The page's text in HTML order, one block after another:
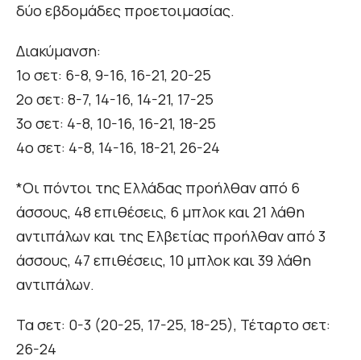
δύο εβδομάδες προετοιμασίας.
Διακύμανση:
1ο σετ: 6-8, 9-16, 16-21, 20-25
2ο σετ: 8-7, 14-16, 14-21, 17-25
3ο σετ: 4-8, 10-16, 16-21, 18-25
4ο σετ: 4-8, 14-16, 18-21, 26-24
*Οι πόντοι της Ελλάδας προήλθαν από 6
άσσους, 48 επιθέσεις, 6 μπλοκ και 21 λάθη
αντιπάλων και της Ελβετίας προήλθαν από 3
άσσους, 47 επιθέσεις, 10 μπλοκ και 39 λάθη
αντιπάλων.
Τα σετ: 0-3 (20-25, 17-25, 18-25), Τέταρτο σετ:
26-24